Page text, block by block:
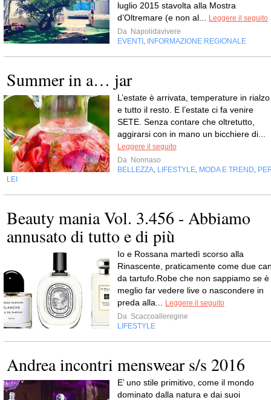
luglio 2015 stavolta alla Mostra
d’Oltremare (e non al...
Leggere il seguito
Da Napolidavivere
EVENTI
INFORMAZIONE REGIONALE
Summer in a… jar
L’estate è arrivata, temperature in rialzo
e tutto il resto. E l’estate ci fa venire
SETE. Senza contare che oltretutto,
aggirarsi con in mano un bicchiere di...
Leggere il seguito
Da Nonnaso
BELLEZZA LIFESTYLE MODA E TREND
LEI
Beauty mania Vol. 3.456 - Abbiamo
annusato di tutto e di più
Io e Rossana martedì scorso alla
Rinascente, praticamente come due
da tartufo.Robe che non sappiamo se è
meglio far vedere live o nascondere in
preda alla...
Leggere il seguito
Da Scaccoalleregine
LIFESTYLE
Andrea incontri menswear s/s 2016
E’ uno stile primitivo, come il mondo
dominato dalla natura e dai suoi